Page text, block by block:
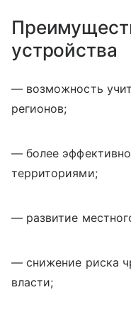
устройства
— возможность
регионов;
— более
территориями;
— развитие
— снижение риска
власти;